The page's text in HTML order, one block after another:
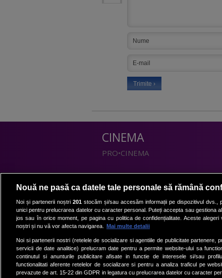
CINEMA
PRO•CINEMA
DIVERTISMENT
PRO•TV
Romanii au talent
Vocea Romaniei
Las Fierbinti
La Maruta
Apropo TV
Nouă ne pasă ca datele tale personale să rămână
Noi și partenerii noștri 201stocăm și/sau accesăm informații pe dispozitivul dvs.,
unici pentru prelucrarea datelor cu caracter personal. Puteți accepta sau gestiona
jos sau în orice moment, pe pagina cu politica de confidențialitate. Aceste
noștri și nu vă vor afecta navigarea.
Mai multe detalii
Noi si partenerii nostri (retelele de socializare si agentiile de publicitate partenere,
servicii de date analitice) prelucram date pentru a permite website-ului sa
continutul si anunturile publicitare afisate in functie de interesele si/sau
functionalitati aferente retelelor de socializare si pentru a analiza traficul pe
prevazute de art. 15-22 din GDPR in legatura cu prelucrarea datelor cu caracter